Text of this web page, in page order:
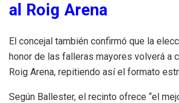
al Roig Arena
El concejal también confirmó que la
honor de las falleras mayores volverá a
Roig Arena, repitiendo así el formato
Según Ballester, el recinto ofrece “el